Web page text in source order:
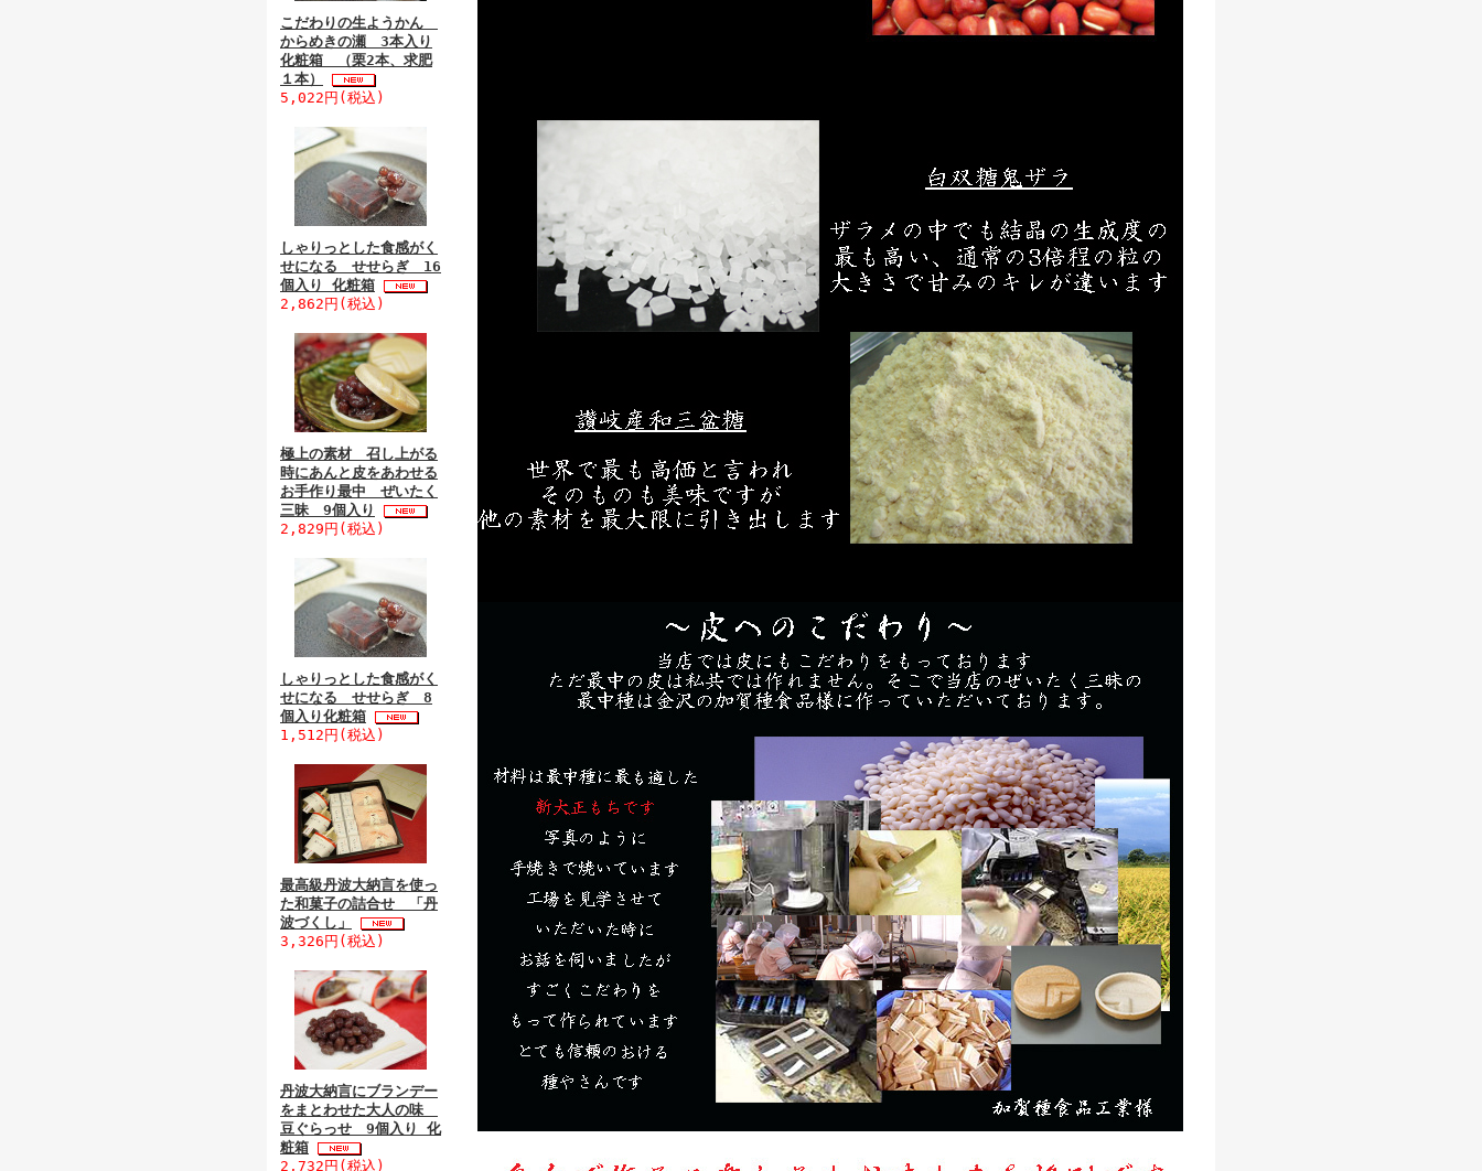
こだわりの生ようかん
からめきの瀬 3本入り
化粧箱 （栗2本、求肥
１本）
5,022円(税込)
しゃりっとした食感がく
せになる せせらぎ 16
個入り 化粧箱
2,862円(税込)
極上の素材 召し上がる
時にあんと皮をあわせる
お手作り最中 ぜいたく
三昧 9個入り
2,829円(税込)
しゃりっとした食感がく
せになる せせらぎ 8
個入り化粧箱
1,512円(税込)
最高級丹波大納言を使っ
た和菓子の詰合せ 「丹
波づくし」
3,326円(税込)
丹波大納言にブランデー
をまとわせた大人の味
豆ぐらっせ 9個入り 化
粧箱
2,732円(税込)